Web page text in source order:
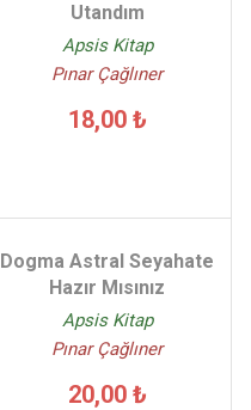
Utandım
Apsis Kitap
Pınar Çağlıner
18,00 ₺
Dogma Astral Seyahate
Hazır Mısınız
Apsis Kitap
Pınar Çağlıner
20,00 ₺